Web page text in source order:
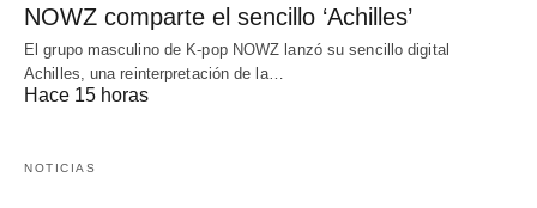
NOWZ comparte el sencillo ‘Achilles’
El grupo masculino de K-pop NOWZ lanzó su sencillo digital
Achilles, una reinterpretación de la…
Hace 15 horas
NOTICIAS